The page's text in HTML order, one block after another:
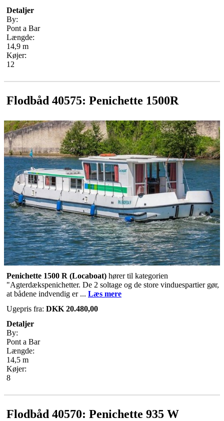
Detaljer
By:
Pont a Bar
Længde:
14,9 m
Køjer:
12
Flodbåd 40575: Penichette 1500R
Penichette 1500 R (Locaboat) hører til kategorien
"Agterdækspenichetter. De 2 soltage og de store vinduespartier gør,
at bådene indvendig er ... Læs mere
Ugepris fra: DKK 20.480,00
Detaljer
By:
Pont a Bar
Længde:
14,5 m
Køjer:
8
Flodbåd 40570: Penichette 935 W